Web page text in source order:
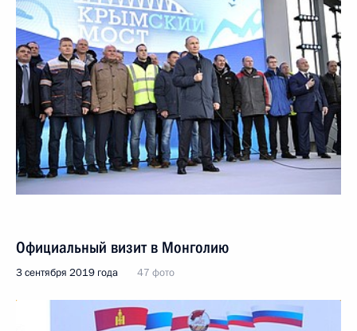
Официальный визит в Монголию
3 сентября 2019 года 47 фото